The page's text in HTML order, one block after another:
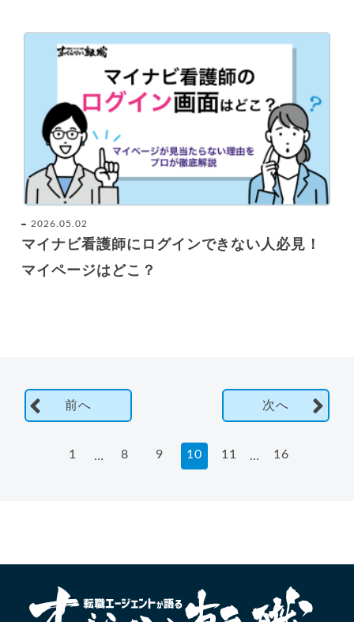
2026.05.02
マイナビ看護師にログインできない人必見！
マイページはどこ？
前へ 次へ
1 … 8 9 10 11 … 16